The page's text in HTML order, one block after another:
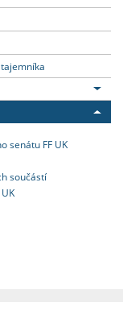
senátu FF UK
součástí